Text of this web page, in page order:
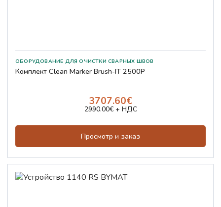
Комплект Clean Marker Brush-IT 2500P
3707.60€
2990.00€ + НДС
Просмотр и заказ